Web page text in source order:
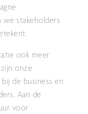
we stakeholders
ook meer
onze
de business en
Aan de
voor